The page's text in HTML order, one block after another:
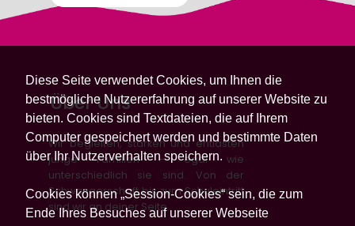
Diese Seite verwendet Cookies, um Ihnen die
bestmögliche Nutzererfahrung auf unserer Website zu
bieten. Cookies sind Textdateien, die auf Ihrem
Computer gespeichert werden und bestimmte Daten
über Ihr Nutzerverhalten speichern.
Cookies können „Session-Cookies“ sein, die zum
Ende Ihres Besuches auf unserer Webseite
Über Uns
Wir begleiten, stärken und entlasten
junge Familien – egal wie
unterschiedlich sie sind. Von der
Schwangerschaft bis zum Schuleintritt
sind wir an deiner Seite.